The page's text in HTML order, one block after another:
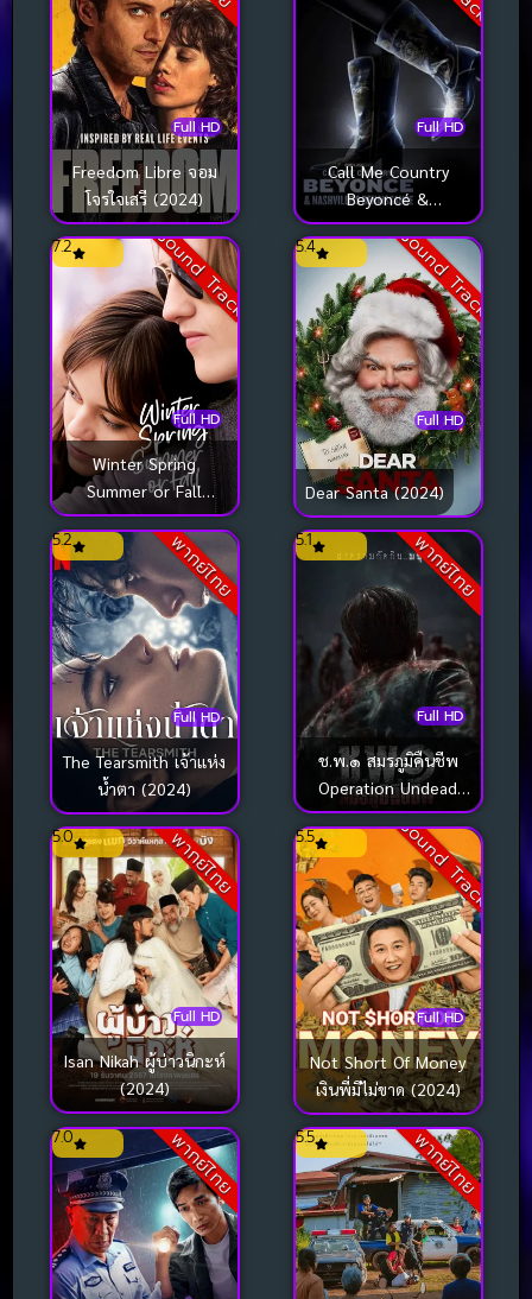
Full HD
Freedom Libre จอม
โจรใจเสรี (2024)
Full HD
Call Me Country
Beyoncé &
Nashville’s
Renaissance (2024)
Sound Track
Full HD
7.2
Winter Spring
Summer or Fall
(2024)
Sound Track
Full HD
5.4
Dear Santa (2024)
พากย์ไทย
Full HD
5.2
The Tearsmith เจ้าแห่ง
น้ำตา (2024)
พากย์ไทย
Full HD
5.1
ช.พ.๑ สมรภูมิคืนชีพ
Operation Undead
(2024)
พากย์ไทย
Full HD
5.0
Isan Nikah ผู้บ่าวนิกะห์
(2024)
Sound Track
Full HD
5.5
Not Short Of Money
เงินพี่มีไม่ขาด (2024)
พากย์ไทย
7.0 พากย์ไทย
5.5